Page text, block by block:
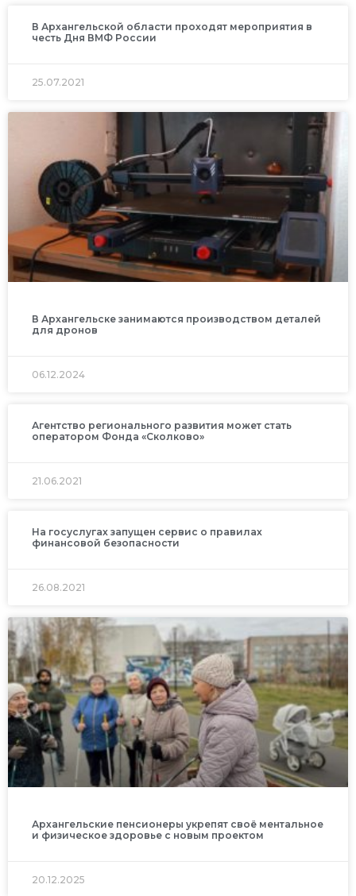
В Архангельской области проходят мероприятия в
честь Дня ВМФ России
25.07.2021
В Архангельске занимаются производством деталей
для дронов
06.12.2024
Агентство регионального развития может стать
оператором Фонда «Сколково»
21.06.2021
На госуслугах запущен сервис о правилах
финансовой безопасности
26.08.2021
Архангельские пенсионеры укрепят своё ментальное
и физическое здоровье с новым проектом
20.12.2025